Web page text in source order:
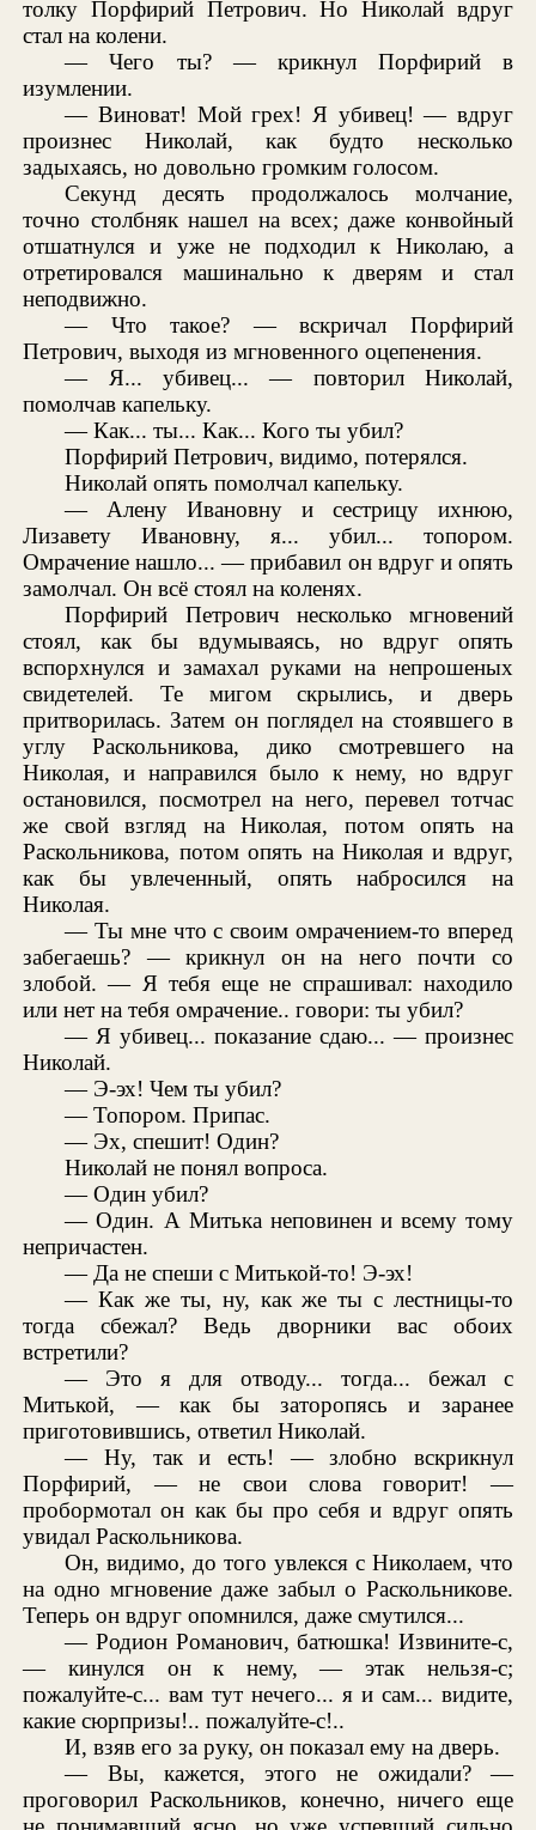
толку Порфирий Петрович. Но Николай вдруг
стал на колени.
— Чего ты? — крикнул Порфирий в
изумлении.
— Виноват! Мой грех! Я убивец! — вдруг
произнес Николай, как будто несколько
задыхаясь, но довольно громким голосом.
Секунд десять продолжалось молчание,
точно столбняк нашел на всех; даже конвойный
отшатнулся и уже не подходил к Николаю, а
отретировался машинально к дверям и стал
неподвижно.
— Что такое? — вскричал Порфирий
Петрович, выходя из мгновенного оцепенения.
— Я... убивец... — повторил Николай,
помолчав капельку.
— Как... ты... Как... Кого ты убил?
Порфирий Петрович, видимо, потерялся.
Николай опять помолчал капельку.
— Алену Ивановну и сестрицу ихнюю,
Лизавету Ивановну, я... убил... топором.
Омрачение нашло... — прибавил он вдруг и опять
замолчал. Он всё стоял на коленях.
Порфирий Петрович несколько мгновений
стоял, как бы вдумываясь, но вдруг опять
вспорхнулся и замахал руками на непрошеных
свидетелей. Те мигом скрылись, и дверь
притворилась. Затем он поглядел на стоявшего в
углу Раскольникова, дико смотревшего на
Николая, и направился было к нему, но вдруг
остановился, посмотрел на него, перевел тотчас
же свой взгляд на Николая, потом опять на
Раскольникова, потом опять на Николая и вдруг,
как бы увлеченный, опять набросился на
Николая.
— Ты мне что с своим омрачением-то вперед
забегаешь? — крикнул он на него почти со
злобой. — Я тебя еще не спрашивал: находило
или нет на тебя омрачение.. говори: ты убил?
— Я убивец... показание сдаю... — произнес
Николай.
— Э-эх! Чем ты убил?
— Топором. Припас.
— Эх, спешит! Один?
Николай не понял вопроса.
— Один убил?
— Один. А Митька неповинен и всему тому
непричастен.
— Да не спеши с Митькой-то! Э-эх!
— Как же ты, ну, как же ты с лестницы-то
тогда сбежал? Ведь дворники вас обоих
встретили?
— Это я для отводу... тогда... бежал с
Митькой, — как бы заторопясь и заранее
приготовившись, ответил Николай.
— Ну, так и есть! — злобно вскрикнул
Порфирий, — не свои слова говорит! —
пробормотал он как бы про себя и вдруг опять
увидал Раскольникова.
Он, видимо, до того увлекся с Николаем, что
на одно мгновение даже забыл о Раскольникове.
Теперь он вдруг опомнился, даже смутился...
— Родион Романович, батюшка! Извините-с,
— кинулся он к нему, — этак нельзя-с;
пожалуйте-с... вам тут нечего... я и сам... видите,
какие сюрпризы!.. пожалуйте-с!..
И, взяв его за руку, он показал ему на дверь.
— Вы, кажется, этого не ожидали? —
проговорил Раскольников, конечно, ничего еще